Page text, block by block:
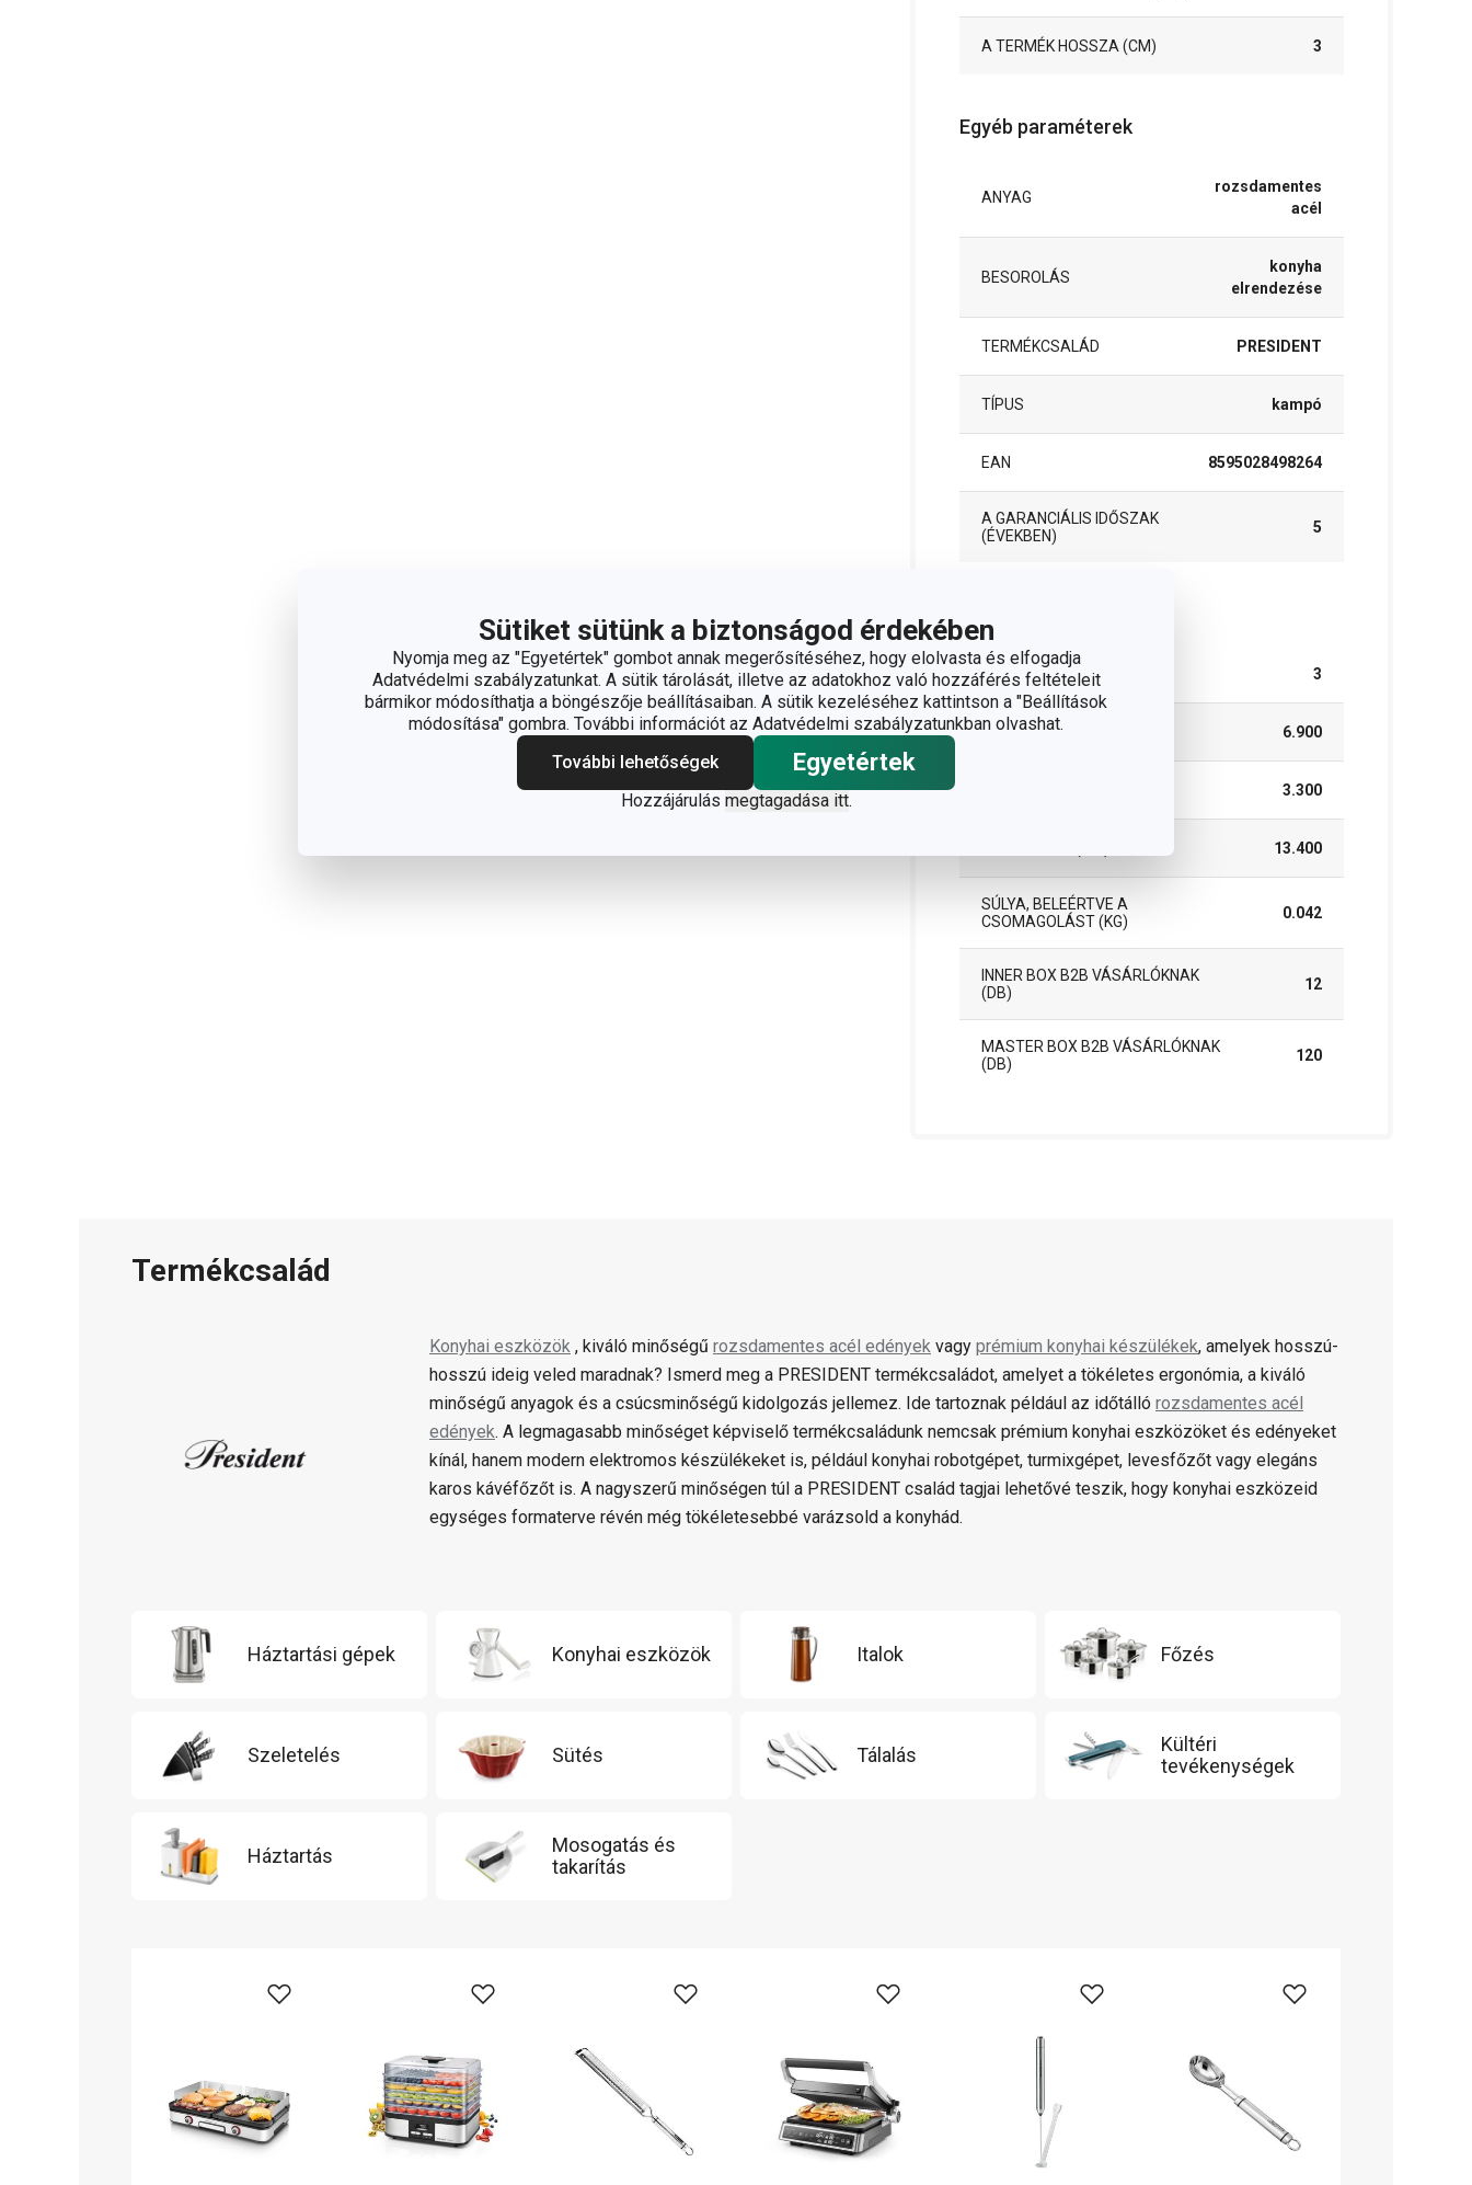
Sütiket sütünk a biztonságod érdekében
Nyomja meg az "Egyetértek" gombot annak megerősítéséhez, hogy elolvasta és elfogadja
Adatvédelmi szabályzatunkat. A sütik tárolását, illetve az adatokhoz való hozzáférés feltételeit
bármikor módosíthatja a böngészője beállításaiban. A sütik kezeléséhez kattintson a "Beállítások
módosítása" gombra. További információt az Adatvédelmi szabályzatunkban olvashat.
További lehetőségek
Egyetértek
Hozzájárulás megtagadása itt.
A TERMÉK HOSSZA (CM) 3
Egyéb paraméterek
ANYAG
rozsdamentes
acél
BESOROLÁS
konyha
elrendezése
TERMÉKCSALÁD PRESIDENT
TÍPUS kampó
EAN 8595028498264
A GARANCIÁLIS IDŐSZAK
(ÉVEKBEN)
5
DARAB / KÉSZLET 3
SZÉLESSÉG (CM) 6.900
3.300
13.400
SÚLYA, BELEÉRTVE A
CSOMAGOLÁST (KG)
0.042
INNER BOX B2B VÁSÁRLÓKNAK
(DB)
12
MASTER BOX B2B VÁSÁRLÓKNAK
(DB)
120
Termékcsalád
Konyhai eszközök , kiváló minőségű rozsdamentes acél edények vagy prémium konyhai készülékek, amelyek hosszú-
hosszú ideig veled maradnak? Ismerd meg a PRESIDENT termékcsaládot, amelyet a tökéletes ergonómia, a kiváló
minőségű anyagok és a csúcsminőségű kidolgozás jellemez. Ide tartoznak például az időtálló rozsdamentes acél
edények. A legmagasabb minőséget képviselő termékcsaládunk nemcsak prémium konyhai eszközöket és edényeket
kínál, hanem modern elektromos készülékeket is, például konyhai robotgépet, turmixgépet, levesfőzőt vagy elegáns
karos kávéfőzőt is. A nagyszerű minőségen túl a PRESIDENT család tagjai lehetővé teszik, hogy konyhai eszközeid
egységes formaterve révén még tökéletesebbé varázsold a konyhád.
Háztartási gépek Konyhai eszközök Italok Főzés
Szeletelés Sütés Tálalás
Kültéri
tevékenységek
Háztartás
Mosogatás és
takarítás